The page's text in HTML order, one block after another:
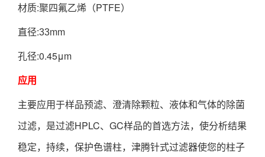
材质:聚四氟乙烯（PTFE）
直径:33mm
孔径:0.45μm
应用
主要应用于样品预滤、澄清除颗粒、液体和气体的除菌
过滤，是过滤HPLC、GC样品的首选方法，使分析结果
稳定，持续，保护色谱柱，津腾针式过滤器使您的柱子